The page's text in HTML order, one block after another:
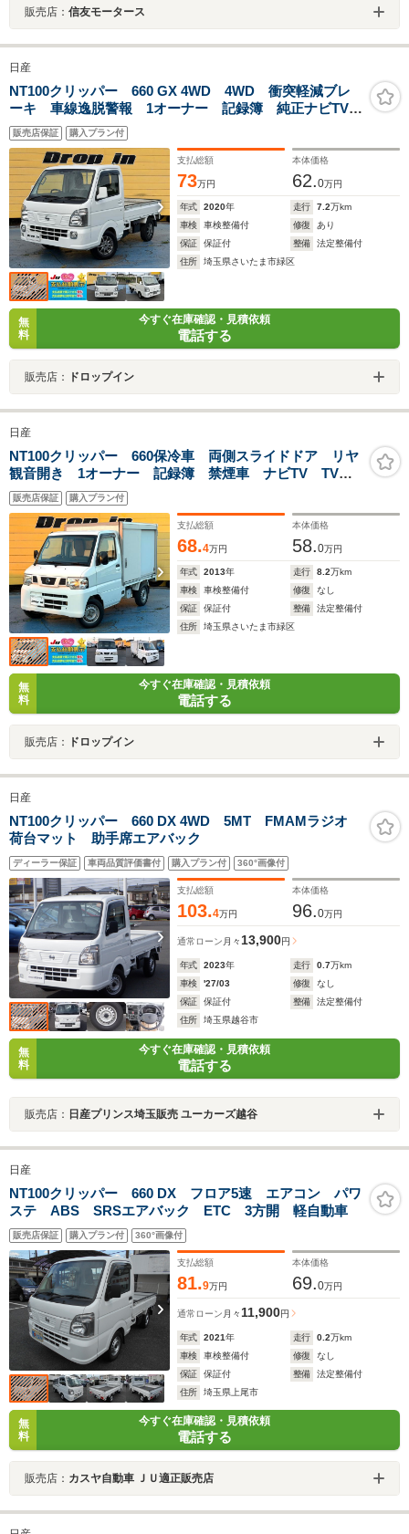
販売店： 信友モータース
日産
NT100クリッパー 660 GX 4WD 4WD 衝突軽減ブレ
ーキ 車線逸脱警報 1オーナー 記録簿 純正ナビTV
CD AUX Bluetooth ナビ連動ドラレコ ETC オー
トライト オートハイビーム フォグ Wエアバッグ
ドアバイザー
販売店保証 購入プラン付
支払総額
73万円
本体価格
62.0万円
年式 2020年 走行 7.2万km
車検
車検整備付 修復
あり
保証
保証付 整備
法定整備付
住所
埼玉県さいたま市緑区
無
料
今すぐ在庫確認・見積依頼
電話する
販売店： ドロップイン
日産
NT100クリッパー 660保冷車 両側スライドドア リヤ
観音開き 1オーナー 記録簿 禁煙車 ナビTV TVキ
ャンセラー バックカメラ CD USB パワステ エア
バッグ ヘッドライトレベライザー ドアバイザー 取
説 保証書
販売店保証 購入プラン付
支払総額
68.4万円
本体価格
58.0万円
年式 2013年 走行 8.2万km
車検
車検整備付 修復
なし
保証
保証付 整備
法定整備付
住所
埼玉県さいたま市緑区
無
料
今すぐ在庫確認・見積依頼
電話する
販売店： ドロップイン
日産
NT100クリッパー 660 DX 4WD 5MT FMAMラジオ
荷台マット 助手席エアバック
ディーラー保証 車両品質評価書付 購入プラン付 360°画像付
支払総額
103.4万円
本体価格
96.0万円
通常ローン 月々 13,900円
年式 2023年 走行 0.7万km
車検
'27/03 修復
なし
保証
保証付 整備
法定整備付
住所
埼玉県越谷市
無
料
今すぐ在庫確認・見積依頼
電話する
販売店： 日産プリンス埼玉販売 ユーカーズ越谷
日産
NT100クリッパー 660 DX フロア5速 エアコン パワ
ステ ABS SRSエアバック ETC 3方開 軽自動車
販売店保証 購入プラン付 360°画像付
支払総額
81.9万円
本体価格
69.0万円
通常ローン 月々 11,900円
年式 2021年 走行 0.2万km
車検
車検整備付 修復
なし
保証
保証付 整備
法定整備付
住所
埼玉県上尾市
無
料
今すぐ在庫確認・見積依頼
電話する
販売店： カスヤ自動車 ＪＵ適正販売店